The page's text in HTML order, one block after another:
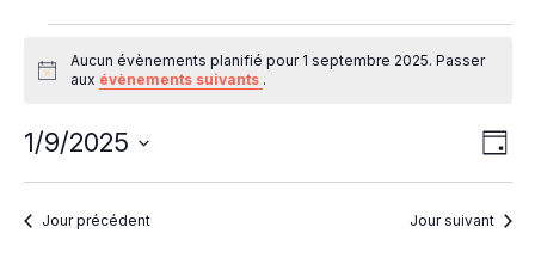
for
septembre
2025
Notice
Aucun évènements planifié pour 1 septembre 2025. Passer
aux évènements suivants .
par
de
Jour
1/9/2025
date.Jour précédent Jour suivant